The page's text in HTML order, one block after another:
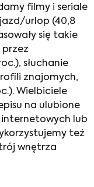
filmy i seriale
urlop (40,8
się takie
przez
słuchanie
znajomych,
Wielbiciele
na ulubione
lub
też
wnętrza